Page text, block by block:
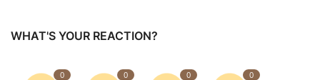
WHAT'S YOUR REACTION?
0 0 0 0